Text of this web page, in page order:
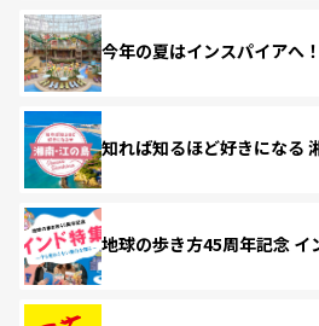
今年の夏はインスパイアへ！
知れば知るほど好きになる
地球の歩き方45周年記念 イ